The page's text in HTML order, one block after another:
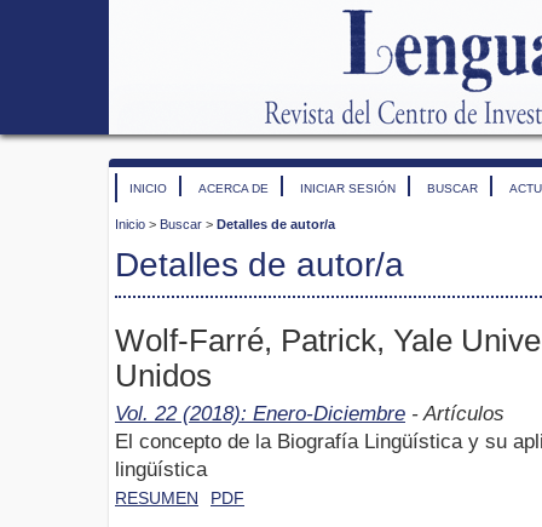
INICIO ACERCA DE INICIAR SESIÓN BUSCAR
Inicio > Buscar > Detalles de autor/a
Detalles de autor/a
Wolf-Farré, Patrick, Yale
Unidos
Vol. 22 (2018): Enero-Diciembre - Artículos
El concepto de la Biografía Lingüística y su
lingüística
RESUMEN PDF